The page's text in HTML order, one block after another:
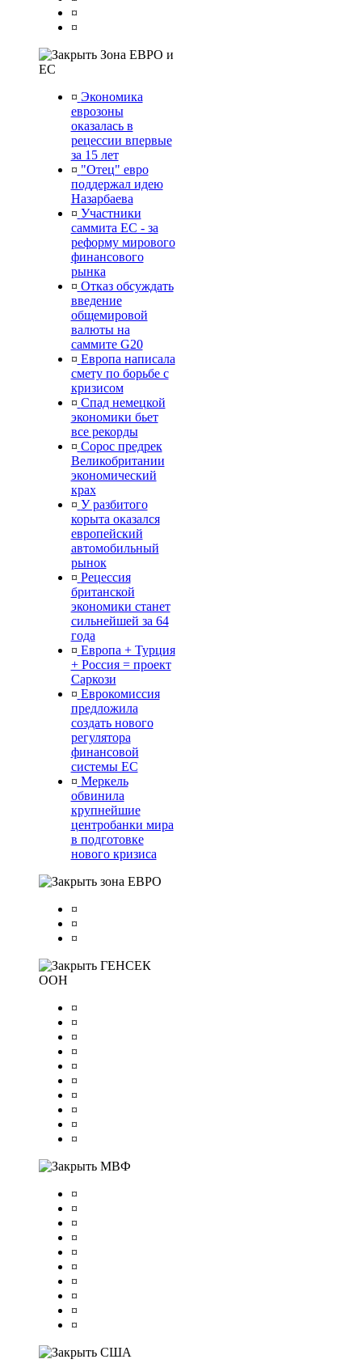
¤
¤
Зона ЕВРО и
ЕС
¤ Экономика
еврозоны
оказалась в
рецессии впервые
за 15 лет
¤ "Отец" евро
поддержал идею
Назарбаева
¤ Участники
саммита ЕС - за
реформу мирового
финансового
рынка
¤ Отказ обсуждать
введение
общемировой
валюты на
саммите G20
¤ Европа написала
смету по борьбе с
кризисом
¤ Спад немецкой
экономики бьет
все рекорды
¤ Сорос предрек
Великобритании
экономический
крах
¤ У разбитого
корыта оказался
европейский
автомобильный
рынок
¤ Рецессия
британской
экономики станет
сильнейшей за 64
года
¤ Европа + Турция
+ Россия = проект
Саркози
¤ Еврокомиссия
предложила
создать нового
регулятора
финансовой
системы ЕС
¤ Меркель
обвинила
крупнейшие
центробанки мира
в подготовке
нового кризиса
зона ЕВРО
¤
¤
¤
ГЕНСЕК
ООН
¤
¤
¤
¤
¤
¤
¤
¤
¤
¤
МВФ
¤
¤
¤
¤
¤
¤
¤
¤
¤
¤
США